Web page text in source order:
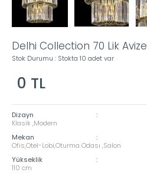
Delhi Collection 70 Lik Avize
Stok Durumu : Stokta 10 adet var
0 TL
Dizayn
:
Klasik ,Modern
Mekan
:
Ofis,Otel-Lobi,Oturma Odası ,Salon
Yükseklik
:
110 cm